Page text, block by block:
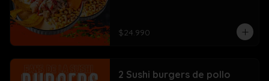
$24.990
2 Sushi burgers de pollo